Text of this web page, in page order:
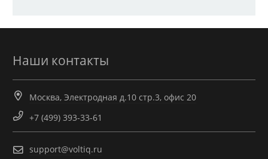
Наши контакты
Москва, Электродная д.10 стр.3, офис 20
+7 (499) 393-33-61
support@voltiq.ru